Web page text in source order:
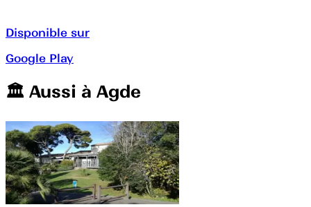
Disponible sur
Google Play
🏛️️ Aussi à Agde